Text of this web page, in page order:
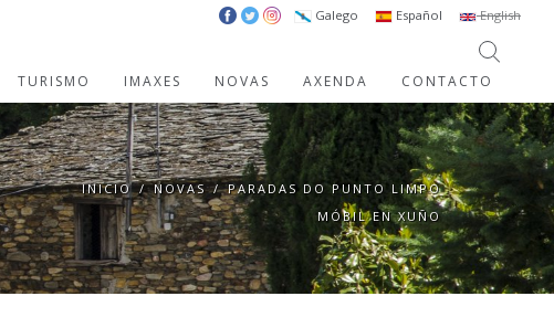
Galego Español English
TURISMO IMAXES NOVAS AXENDA CONTACTO
INICIO / NOVAS / PARADAS DO PUNTO LIMPO
MÓBIL EN XUÑO